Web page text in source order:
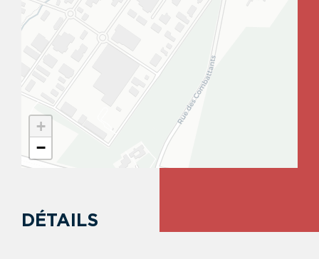
+
−
DÉTAILS